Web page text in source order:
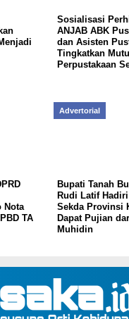
Sosialisasi
ANJAB ABK
dan Asisten
Tingkatkan Mutu
Perpustakaan
Nota
TA
Advertorial
Bupati Tanah
Rudi Latif
Sekda Provinsi
Dapat Pujian
Muhidin